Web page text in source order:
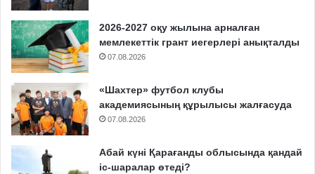
2026-2027 оқу жылына арналған
мемлекеттік грант иегерлері анықталды
07.08.2026
«Шахтер» футбол клубы
академиясының құрылысы жалғасуда
07.08.2026
Абай күні Қарағанды облысында қандай
іс-шаралар өтеді?